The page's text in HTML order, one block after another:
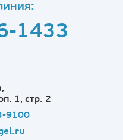
1433
1, стр. 2
9100